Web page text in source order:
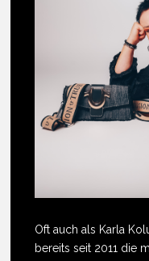
Oft auch als Karla
bereits seit 2011 die